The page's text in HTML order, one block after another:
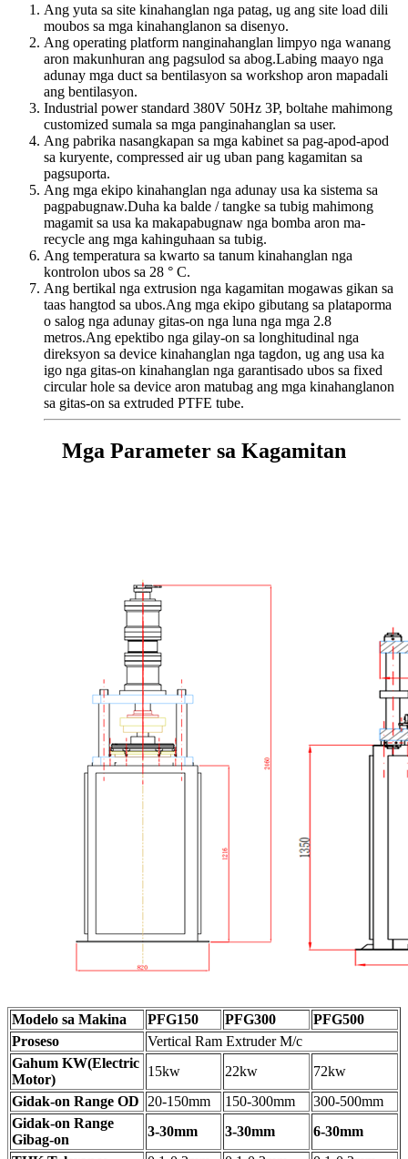
Ang yuta sa site kinahanglan nga patag, ug ang site load dili
moubos sa mga kinahanglanon sa disenyo.
Ang operating platform nanginahanglan limpyo nga wanang
aron makunhuran ang pagsulod sa abog.Labing maayo nga
adunay mga duct sa bentilasyon sa workshop aron mapadali
ang bentilasyon.
Industrial power standard 380V 50Hz 3P, boltahe mahimong
customized sumala sa mga panginahanglan sa user.
Ang pabrika nasangkapan sa mga kabinet sa pag-apod-apod
sa kuryente, compressed air ug uban pang kagamitan sa
pagsuporta.
Ang mga ekipo kinahanglan nga adunay usa ka sistema sa
pagpabugnaw.Duha ka balde / tangke sa tubig mahimong
magamit sa usa ka makapabugnaw nga bomba aron ma-
recycle ang mga kahinguhaan sa tubig.
Ang temperatura sa kwarto sa tanum kinahanglan nga
kontrolon ubos sa 28 ° C.
Ang bertikal nga extrusion nga kagamitan mogawas gikan sa
taas hangtod sa ubos.Ang mga ekipo gibutang sa plataporma
o salog nga adunay gitas-on nga luna nga mga 2.8
metros.Ang epektibo nga gilay-on sa longhitudinal nga
direksyon sa device kinahanglan nga tagdon, ug ang usa ka
igo nga gitas-on kinahanglan nga garantisado ubos sa fixed
circular hole sa device aron matubag ang mga kinahanglanon
sa gitas-on sa extruded PTFE tube.
Mga Parameter sa Kagamitan
Modelo sa Makina PFG150 PFG300
PFG500
Proseso
Vertical Ram Extruder M/c
Gahum KW(Electric
Motor)
15kw 22kw
72kw
Gidak-on Range OD
20-150mm 150-300mm
300-500mm
Gidak-on Range
Gibag-on
3-30mm 3-30mm
6-30mm